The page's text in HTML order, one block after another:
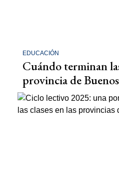
EDUCACIÓN
Cuándo terminan
provincia de